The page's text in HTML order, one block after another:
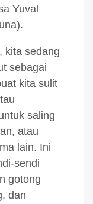
Yuval
kita sedang
sebagai
kita sulit
saling
atau
lain. Ini
sendi
gotong
dan